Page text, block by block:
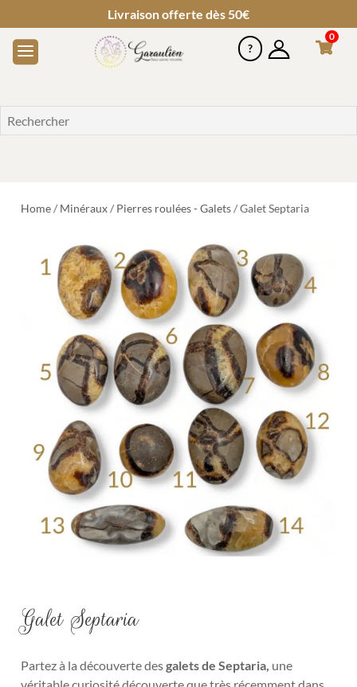
Livraison offerte dès 50€
0
Home/ Minéraux/ Pierres roulées - Galets/ Galet Septaria
Galet Septaria
Partez à la découverte desgalets de Septaria, une